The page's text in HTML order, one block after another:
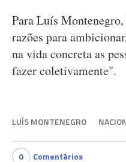
Para Luís
razões para
na vida concreta as
fazer coletivamente".
LUÍS MONTENEGRO
0 Comentários